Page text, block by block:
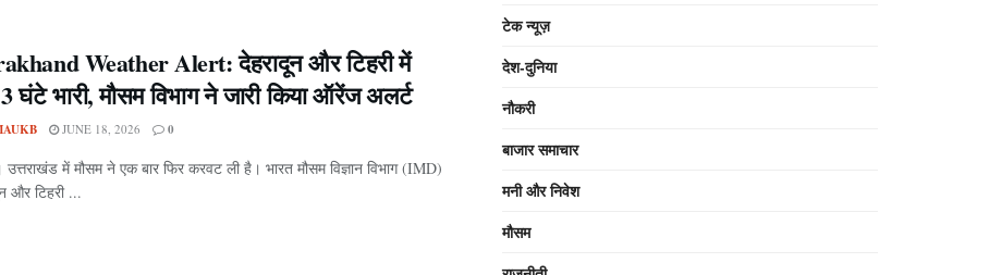
Weather Alert: देहरादून और टिहरी में
घंटे भारी, मौसम विभाग ने जारी किया ऑरेंज अलर्ट
JUNE 18, 2026 0
उत्तराखंड में मौसम ने एक बार फिर करवट ली है। भारत मौसम विज्ञान विभाग (IMD)
और टिहरी ...
टेक न्यूज़
देश-दुनिया
नौकरी
बाजार समाचार
मनी और निवेश
मौसम